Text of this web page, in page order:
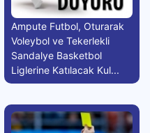
Ampute Futbol, Oturarak
Voleybol ve Tekerlekli
Sandalye Basketbol
Liglerine Katılacak Kul...